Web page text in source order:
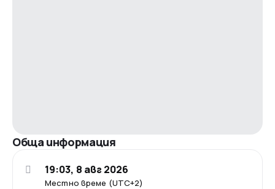
Обща информация
Местно време (UTC+2)
19:03, 8 авг 2026